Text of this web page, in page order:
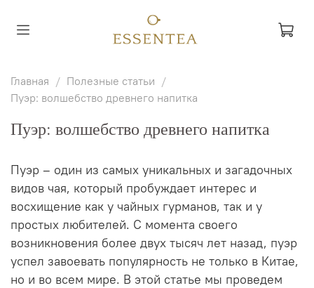
Главная
Полезные статьи
Пуэр: волшебство древнего напитка
Пуэр: волшебство древнего напитка
Пуэр – один из самых уникальных и загадочных
видов чая, который пробуждает интерес и
восхищение как у чайных гурманов, так и у
простых любителей. С момента своего
возникновения более двух тысяч лет назад, пуэр
успел завоевать популярность не только в Китае,
но и во всем мире. В этой статье мы проведем